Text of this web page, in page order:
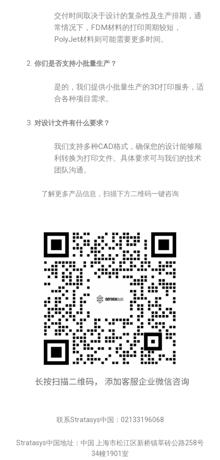
交付时间取决于设计的复杂性及生产排期，通
常情况下，FDM材料的打印周期较短，
PolyJet材料则可能需要更多时间。
你们是否支持小批量生产？
是的，我们提供小批量生产的3D打印服务，适
合各种项目需求。
对设计文件有什么要求？
我们支持多种CAD格式，确保您的设计能够顺
利转换为打印文件。具体要求可与我们的技术
团队沟通。
了解更多产品信息，扫描下方二维码一键咨询
联系Stratasys中国：02133196068
Stratasys中国地址：中国 上海市松江区新桥镇莘砖公路258号
34幢1901室